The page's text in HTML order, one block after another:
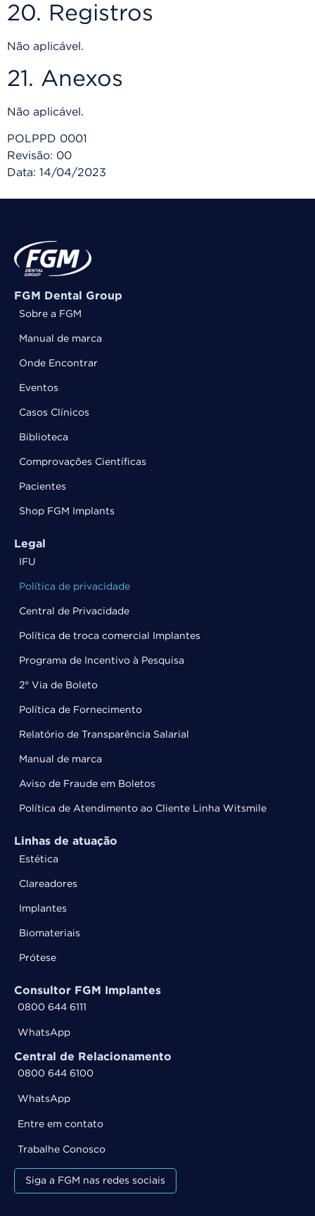
20. Registros
Não aplicável.
21. Anexos
Não aplicável.
POLPPD 0001
Revisão: 00
Data: 14/04/2023
FGM Dental Group
Sobre a FGM
Manual de marca
Onde Encontrar
Eventos
Casos Clínicos
Biblioteca
Comprovações Científicas
Pacientes
Shop FGM Implants
Legal
IFU
Política de privacidade
Central de Privacidade
Política de troca comercial Implantes
Programa de Incentivo à Pesquisa
2° Via de Boleto
Política de Fornecimento
Relatório de Transparência Salarial
Manual de marca
Aviso de Fraude em Boletos
Política de Atendimento ao Cliente Linha Witsmile
Linhas de atuação
Estética
Clareadores
Implantes
Biomateriais
Prótese
Consultor FGM Implantes
0800 644 6111
WhatsApp
Central de Relacionamento
0800 644 6100
WhatsApp
Entre em contato
Trabalhe Conosco
Siga a FGM nas redes sociais